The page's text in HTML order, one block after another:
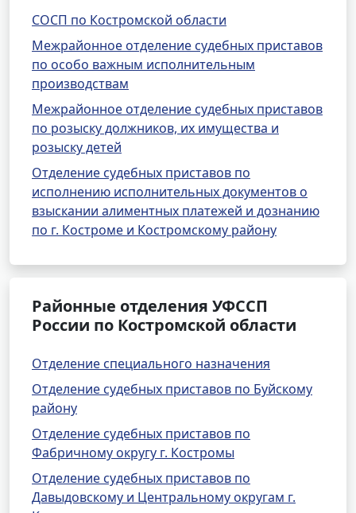
СОСП по Костромской области
Межрайонное отделение судебных приставов
по особо важным исполнительным
производствам
Межрайонное отделение судебных приставов
по розыску должников, их имущества и
розыску детей
Отделение судебных приставов по
исполнению исполнительных документов о
взыскании алиментных платежей и дознанию
по г. Костроме и Костромскому району
Районные отделения УФССП
России по Костромской области
Отделение специального назначения
Отделение судебных приставов по Буйскому
району
Отделение судебных приставов по
Фабричному округу г. Костромы
Отделение судебных приставов по
Давыдовскому и Центральному округам г.